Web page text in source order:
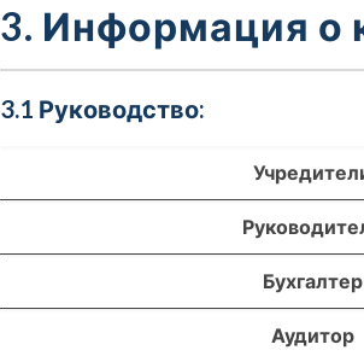
3. Информация о
3.1 Руководство:
Бухгалтер
Аудитор